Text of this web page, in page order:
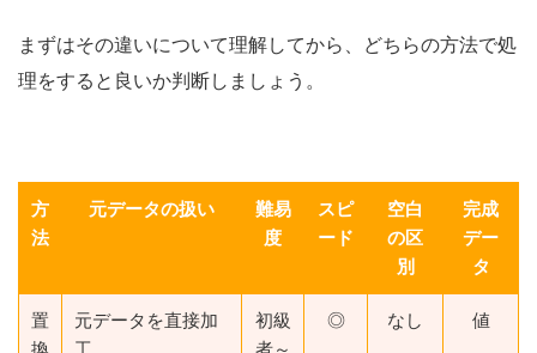
まずはその違いについて理解してから、どちらの方法で処
理をすると良いか判断しましょう。
方
法
元データの扱い
難易
度
スピ
ード
空白
の区
別
完成
デー
タ
置
元データを直接加
初級
◎ なし 値